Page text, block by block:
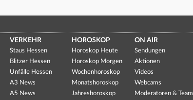
VERKEHR
Staus Hessen
Blitzer Hessen
Unfälle Hessen
A3 News
A5 News
HOROSKOP
Horoskop Heute
Horoskop Morgen
Wochenhoroskop
Monatshoroskop
Jahreshoroskop
ON AIR
Sendungen
Aktionen
Videos
Webcams
Moderatoren & Team